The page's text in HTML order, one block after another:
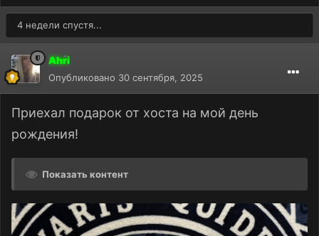
4 недели спустя...
Ahri
Опубликовано 30 сентября, 2025
Приехал подарок от хоста на мой день
рождения!
Показать контент